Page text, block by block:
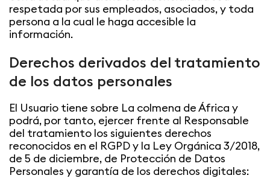
respetada por sus empleados, asociados, y toda
persona a la cual le haga accesible la
información.
Derechos derivados del tratamiento
de los datos personales
El Usuario tiene sobre La colmena de África y
podrá, por tanto, ejercer frente al Responsable
del tratamiento los siguientes derechos
reconocidos en el RGPD y la Ley Orgánica 3/2018,
de 5 de diciembre, de Protección de Datos
Personales y garantía de los derechos digitales: